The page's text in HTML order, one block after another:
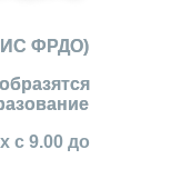
ФРДО)
с 9.00 до